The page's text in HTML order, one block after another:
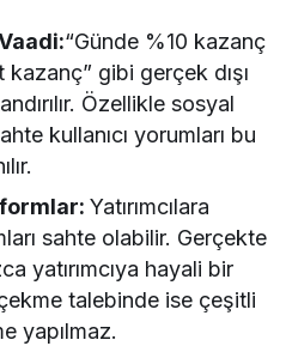
“Günde %10 kazanç
gibi gerçek dışı
Özellikle sosyal
kullanıcı yorumları bu
Yatırımcılara
sahte olabilir. Gerçekte
yatırımcıya hayali bir
talebinde ise çeşitli
yapılmaz.